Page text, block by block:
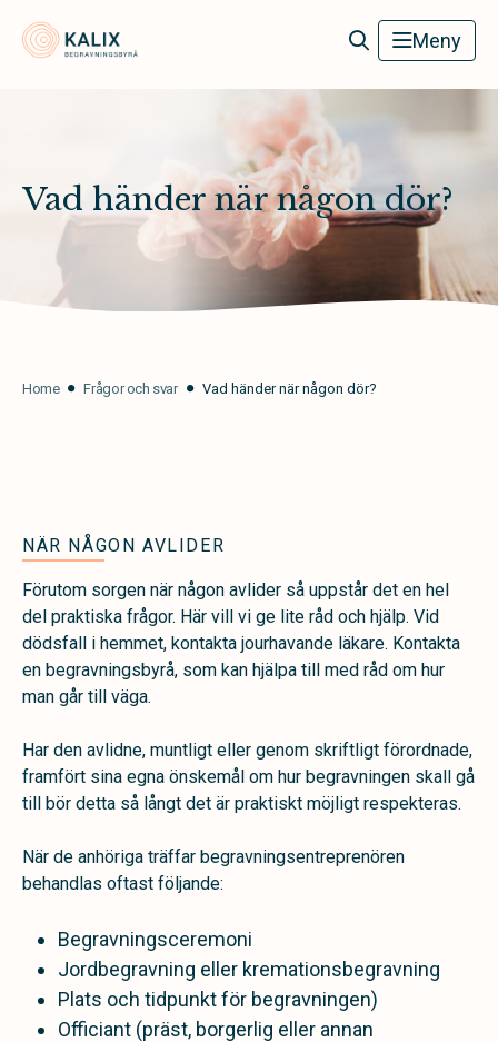
Meny
Vad händer när någon dör?
Home Frågor och svar Vad händer när någon dör?
NÄR NÅGON AVLIDER
Förutom sorgen när någon avlider så uppstår det en hel
del praktiska frågor. Här vill vi ge lite råd och hjälp. Vid
dödsfall i hemmet, kontakta jourhavande läkare. Kontakta
en begravningsbyrå, som kan hjälpa till med råd om hur
man går till väga.
Har den avlidne, muntligt eller genom skriftligt förordnade,
framfört sina egna önskemål om hur begravningen skall gå
till bör detta så långt det är praktiskt möjligt respekteras.
När de anhöriga träffar begravningsentreprenören
behandlas oftast följande:
Begravningsceremoni
Jordbegravning eller kremationsbegravning
Plats och tidpunkt för begravningen)
Officiant (präst, borgerlig eller annan